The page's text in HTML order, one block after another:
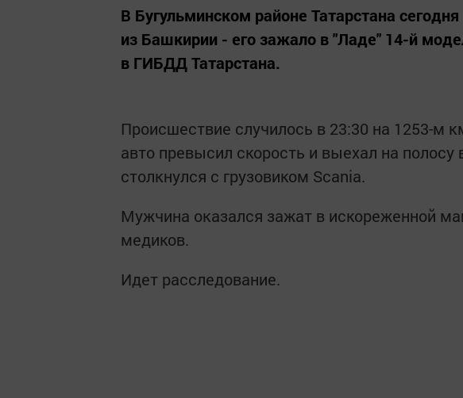
В Бугульминском районе Татарстана
из Башкирии - его зажало в "Ладе" 14-й
в ГИБДД Татарстана.
Происшествие случилось в 23:30 на 1253-м
авто превысил скорость и выехал на полосу
столкнулся с грузовиком Scania.
Мужчина оказался зажат в искореженной
медиков.
Идет расследование.